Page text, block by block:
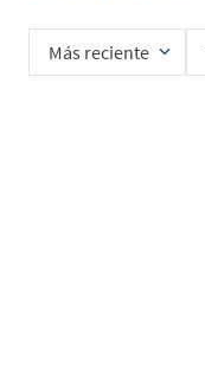
Más reciente